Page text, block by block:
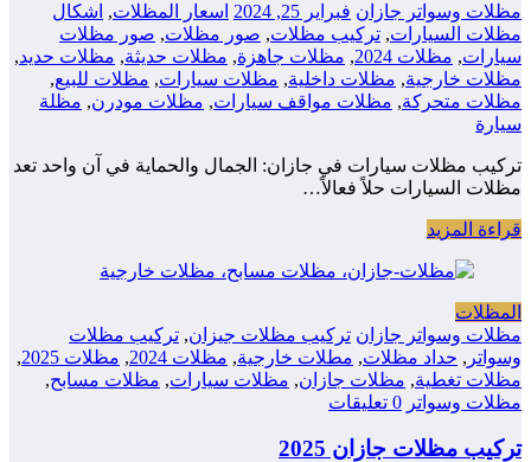
مظلات وسواتر جازان فبراير 25, 2024 اسعار المظلات, اشكال
مظلات السيارات, تركيب مظلات, صور مظلات, صور مظلات
سيارات, مظلات 2024 , مظلات جاهزة, مظلات حديثة, مظلات حديد,
مظلات خارجية, مظلات داخلية, مظلات سيارات, مظلات للبيع,
مظلات متحركة, مظلات مواقف سيارات, مظلات مودرن, مظلة
سيارة
تركيب مظلات سيارات في جازان: الجمال والحماية في آن واحد تعد
مظلات السيارات حلاً فعالاً…
قراءة المزيد
المظلات
مظلات وسواتر جازان تركيب مظلات جيزان, تركيب مظلات
وسواتر , حداد مظلات, مطلات خارجية, مظلات 2024 , مظلات 2025
,
مظلات تغطية, مظلات جازان, مظلات سيارات, مظلات مسابح,
مظلات وسواتر 0 تعليقات
تركيب مظلات جازان 2025